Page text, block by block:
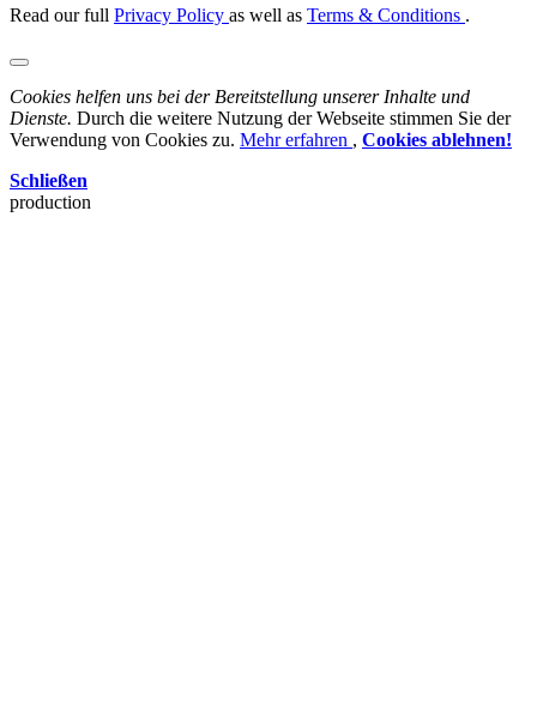
Read our full Privacy Policy as well as Terms & Conditions .
Cookies helfen uns bei der Bereitstellung unserer Inhalte und
Dienste. Durch die weitere Nutzung der Webseite stimmen Sie der
Verwendung von Cookies zu. Mehr erfahren , Cookies ablehnen!
Schließen
production